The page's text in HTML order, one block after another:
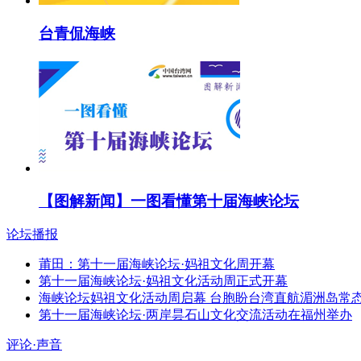
台青侃海峡
【图解新闻】一图看懂第十届海峡论坛
论坛播报
莆田：第十一届海峡论坛·妈祖文化周开幕
第十一届海峡论坛·妈祖文化活动周正式开幕
海峡论坛妈祖文化活动周启幕 台胞盼台湾直航湄洲岛常
第十一届海峡论坛·两岸昙石山文化交流活动在福州举办
评论·声音